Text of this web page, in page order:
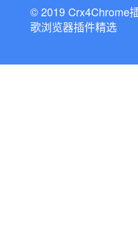
© 2019 Crx4Chrome
歌浏览器插件精选